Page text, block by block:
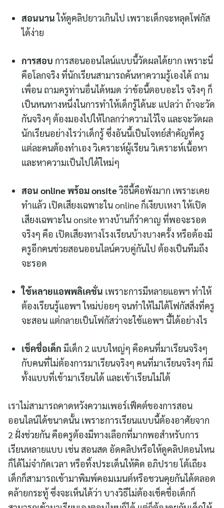
สอนนานให้ดูคลิปยาวเกินไป เพราะเด็กจะหลุดโฟกัส
ได้ง่าย
การสอบ การสอนออนไลน์แบบนี้วัดผลได้ยาก เพราะนี่
คือโลกจริง ที่นักเรียนสามารถค้นหาความรู้เองได้ ถาม
เพื่อน ถามครูท่านอื่นได้หมด ว่าข้อนี้ตอบอะไร จริงๆ ก็
เป็นหนทางหนึ่งในการทำให้เด็กรู้ได้นะ แปลว่า ถ้าจะวัด
กันจริงๆ ต้องมองไปให้ไกลกว่าความไว้ใจ และจะวัดผล
นักเรียนอย่างไรว่าเด็กรู้ ซึ่งอันนี้เป็นโจทย์สำคัญที่ครู
แต่ละคนต้องทำเอง วิเคราะห์ผู้เรียน วิเคราะห์เนื้อหา
และหาความเป็นไปได้ใหม่ๆ
สอน online พร้อม onsiteวิธีนี้คือพังมาก เพราะเคย
ทำแล้ว เปิดเสียงเฉพาะใน online ก็เงียบเหงา ให้เปิด
เสียงเฉพาะใน onsite ทางบ้านก็รำคาญ ที่พอจะรอด
จริงๆ คือ เปิดเสียงทางโรงเรียนบ้างบางครั้ง หรือต้องมี
ครูอีกคนช่วยสอนออนไลน์ควบคู่กันไป ต้องเป็นทีมถึง
จะรอด
ใช้หลายแอพพลิเคชั่น เพราะการมีหลายแอพฯ ทำให้
ต้องเรียนรู้แอพฯ ใหม่บ่อยๆ จนทำให้ไม่ได้โฟกัสสิ่งที่ครู
จะสอน แต่กลายเป็นโฟกัสว่าจะใช้แอพฯ นี้ได้อย่างไร
เช็คชื่อเด็ก มีเด็ก 2 แบบใหญ่ๆ คือคนที่มาเรียนจริงๆ
กับคนที่ไม่ต้องการมาเรียนจริงๆ คนที่มาเรียนจริงๆ ก็มี
ทั้งแบบที่เข้ามาเรียนได้ และเข้าเรียนไม่ได้
เราไม่สามารถคาดหวังความเพอร์เฟ็คต์ของการสอน
ออนไลน์ได้ขนาดนั้น เพราะการเรียนแบบนี้ต้องอาศัยจาก
2 ฝั่งช่วยกัน คือครูต้องมีทางเลือกที่มากพอสำหรับการ
เรียนหลายแบบ เช่น สอนสด อัดคลิปหรือให้ดูคลิปตอนไหน
ก็ได้ไม่จำกัดเวลา หรือทิ้งประเด็นให้คิด อภิปราย โต้เถียง
เด็กก็สามารถเข้ามาพิมพ์คอมเมนต์หรือชวนคุยกันได้ตลอด
คล้ายกระทู้ ซึ่งจะเห็นได้ว่า บางวิธีไม่ต้องเช็คชื่อเด็กก็